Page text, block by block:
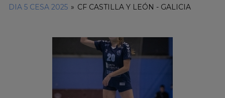
DIA 5 CESA 2025 » CF CASTILLA Y LEÓN - GALICIA